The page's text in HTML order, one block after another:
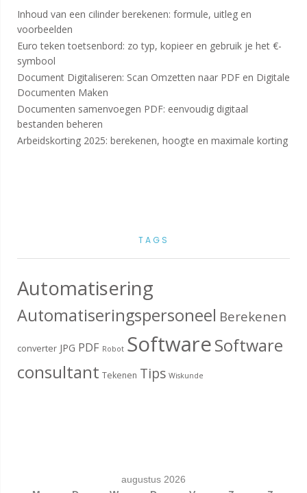
Inhoud van een cilinder berekenen: formule, uitleg en
voorbeelden
Euro teken toetsenbord: zo typ, kopieer en gebruik je het €-
symbool
Document Digitaliseren: Scan Omzetten naar PDF en Digitale
Documenten Maken
Documenten samenvoegen PDF: eenvoudig digitaal
bestanden beheren
Arbeidskorting 2025: berekenen, hoogte en maximale korting
TAGS
Automatisering
Automatiseringspersoneel Berekenen
converter JPG PDF Robot SoftwareSoftware
consultant Tekenen Tips Wiskunde
augustus 2026